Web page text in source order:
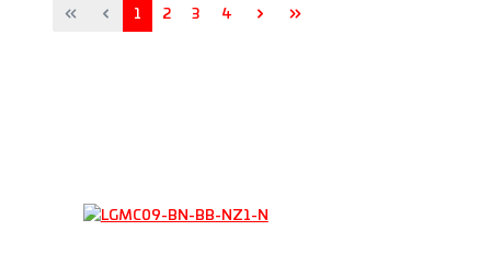
Seite
1 Seite
2 Seite
3 Seite
4